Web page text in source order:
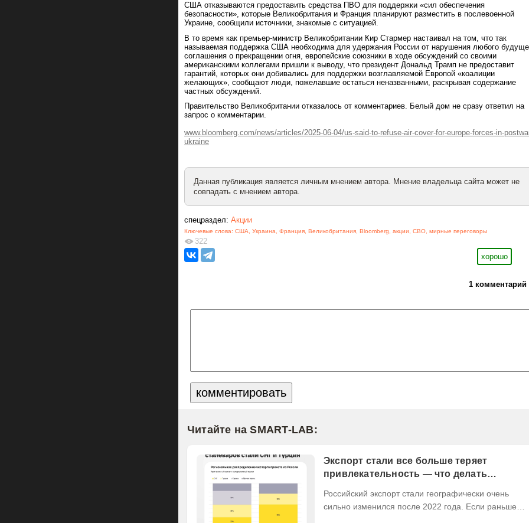
США отказываются предоставить средства ПВО для поддержки «сил обеспечения
безопасности», которые Великобритания и Франция планируют разместить в послевоенной
Украине, сообщили источники, знакомые с ситуацией.
В то время как премьер-министр Великобритании Кир Стармер настаивал на том, что так
называемая поддержка США необходима для удержания России от нарушения любого
соглашения о прекращении огня, европейские союзники в ходе обсуждений со своими
американскими коллегами пришли к выводу, что президент Дональд Трамп не предоставит
гарантий, которых они добивались для поддержки возглавляемой Европой «коалиции
желающих», сообщают люди, пожелавшие остаться неназванными, раскрывая содержание
частных обсуждений.
Правительство Великобритании отказалось от комментариев. Белый дом не сразу ответил на
запрос о комментарии.
www.bloomberg.com/news/articles/2025-06-04/us-said-to-refuse-air-cover-for-europe-forces-in-
ukraine
Данная публикация является личным мнением автора. Мнение владельца сайта может не
совпадать с мнением автора.
спецраздел: Акции
Ключевые слова: США Украина Франция Великобритания Bloomberg акции СВО мирные переговоры
322
хорошо
1 комментарий
Читайте на SMART-LAB:
Экспорт стали все больше теряет
привлекательность — что делать
Российский экспорт стали географически очень
сильно изменился после 2022 года. Если раньше